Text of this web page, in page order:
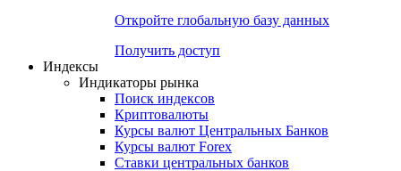
Откройте глобальную базу данных
Получить доступ
Индексы
Индикаторы рынка
Поиск индексов
Криптовалюты
Курсы валют Центральных Банков
Курсы валют Forex
Ставки центральных банков